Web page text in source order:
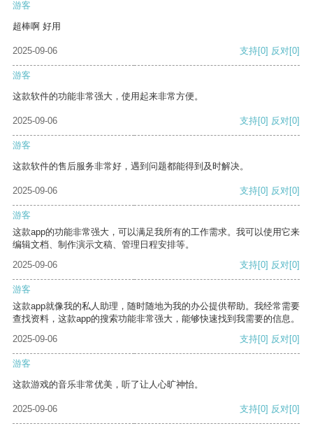
游客
超棒啊 好用
2025-09-06 支持[0] 反对[0]
游客
这款软件的功能非常强大，使用起来非常方便。
2025-09-06 支持[0] 反对[0]
游客
这款软件的售后服务非常好，遇到问题都能得到及时解决。
2025-09-06 支持[0] 反对[0]
游客
这款app的功能非常强大，可以满足我所有的工作需求。我可以使用它来
编辑文档、制作演示文稿、管理日程安排等。
2025-09-06
支持[0] 反对[0]
游客
这款app就像我的私人助理，随时随地为我的办公提供帮助。我经常需要
查找资料，这款app的搜索功能非常强大，能够快速找到我需要的信息。
2025-09-06
支持[0] 反对[0]
游客
这款游戏的音乐非常优美，听了让人心旷神怡。
2025-09-06 支持[0] 反对[0]